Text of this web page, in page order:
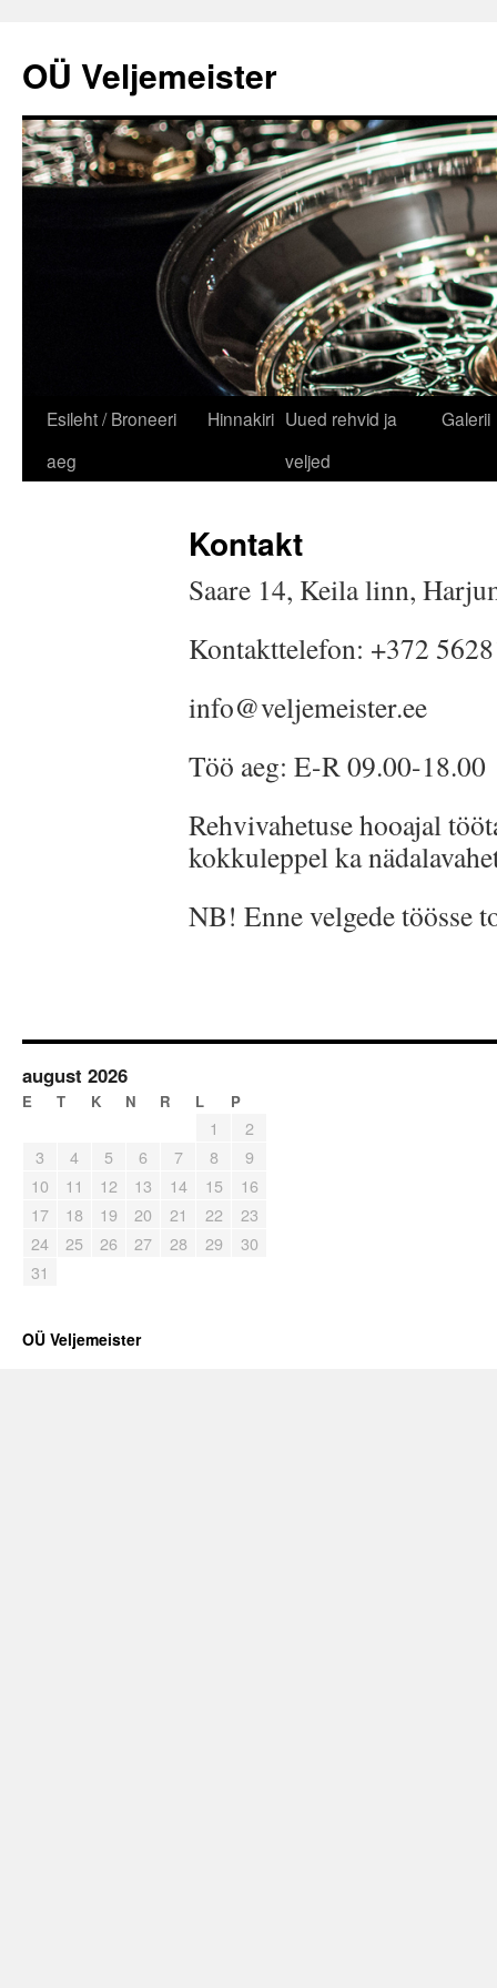
OÜ Veljemeister
Liigu
sisu
Esileht / Broneeri
aeg
Hinnakiri Uued rehvid ja
veljed
Galerii
Kontakt
Saare 14, Keila linn,
Kontakttelefon: +372
info@veljemeister.ee
Töö aeg: E-R 09.00-18.00
Rehvivahetuse hooajal
kokkuleppel ka
NB! Enne velgede töösse
august 2026
E T K N R L P
1
2
3
4 5 6 7 8
9
10
11 12 13 14 15
16
17
18 19 20 21 22
23
24
25 26 27 28 29
30
31
OÜ Veljemeister